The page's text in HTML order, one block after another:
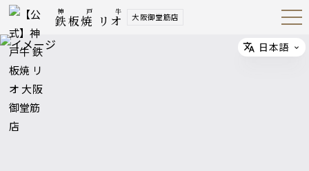
神戸牛
鉄板焼 リオ 大阪御堂筋店 Open
Navig
Select
日本語